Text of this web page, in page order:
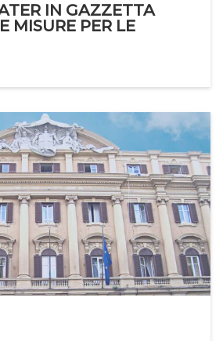
IN GAZZETTA
MISURE PER LE